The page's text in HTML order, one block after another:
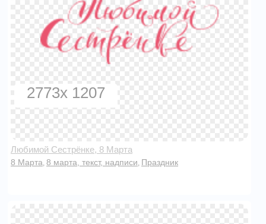
2773x 1207
Любимой Сестрёнке, 8 Марта
8 Марта 8 марта, текст, надписи Праздник